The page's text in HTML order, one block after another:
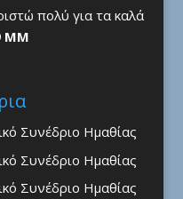
πολύ για τα καλά
ΜΜ
Συνέδριο Ημαθίας
Συνέδριο Ημαθίας
Συνέδριο Ημαθίας